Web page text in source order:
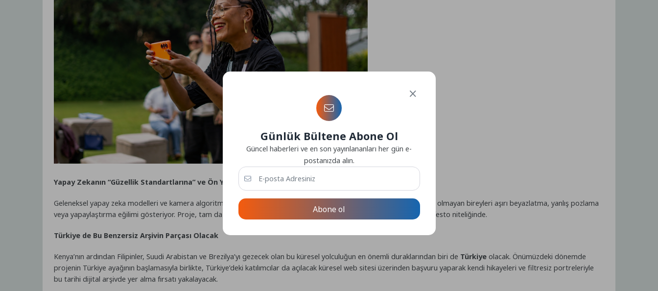
Yapay Zekanın “Güzellik Standartlarına” ve Ön Yargılarına Başkaldırı
Geleneksel yapay zeka modelleri ve kamera algoritmaları, genellikle dar bir estetik anlayışa göre eğitildiği için açık tenli olmayan bireyleri aşırı beyazlatma, yanlış pozlama
veya yapaylaştırma eğilimi gösteriyor. Proje, tam da bu teknolojik ayrımcılığa ve tek tipleştirmeye karşı dijital bir manifesto niteliğinde.
Türkiye de Bu Benzersiz Arşivin Parçası Olacak
Kenya’nın ardından Filipinler, Suudi Arabistan ve Brezilya’yı gezecek olan bu küresel yolculuğun en önemli duraklarından biri de Türkiye olacak. Önümüzdeki dönemde
projenin Türkiye ayağının başlamasıyla birlikte, Türkiye’deki katılımcılar da açılacak küresel web sitesi üzerinden başvuru yaparak kendi hikayeleri ve filtresiz portreleriyle
bu tarihi dijital arşivde yer alma fırsatı yakalayacak.
Günlük Bültene Abone Ol
Güncel haberleri ve en son yayınlananları her gün e-
postanızda alın.
Abone ol